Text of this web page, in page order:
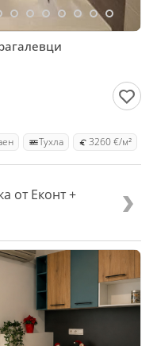
Тухла 3260 €/м²
от Еконт +